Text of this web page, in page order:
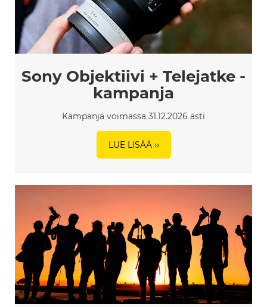
Sony Objektiivi + Telejatke -
kampanja
Kampanja voimassa 31.12.2026 asti
LUE LISÄÄ ››